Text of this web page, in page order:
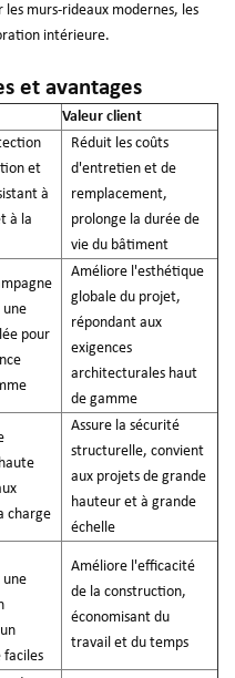
les murs-rideaux modernes, les
intérieure.
et avantages
Valeur client
et
à
à la
Réduit les coûts
d'entretien et de
remplacement,
prolonge la durée de
vie du bâtiment
une
pour
Améliore l'esthétique
globale du projet,
répondant aux
exigences
architecturales haut
de gamme
charge
Assure la sécurité
structurelle, convient
aux projets de grande
hauteur et à grande
échelle
faciles
Améliore l'efficacité
de la construction,
économisant du
travail et du temps